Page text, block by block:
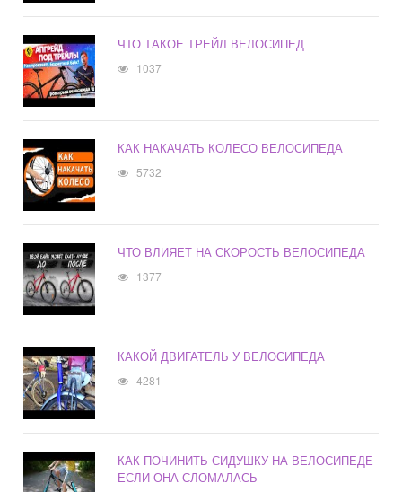
ЧТО ТАКОЕ ТРЕЙЛ ВЕЛОСИПЕД
1037
КАК НАКАЧАТЬ КОЛЕСО ВЕЛОСИПЕДА
5732
ЧТО ВЛИЯЕТ НА СКОРОСТЬ ВЕЛОСИПЕДА
1377
КАКОЙ ДВИГАТЕЛЬ У ВЕЛОСИПЕДА
4281
КАК ПОЧИНИТЬ СИДУШКУ НА ВЕЛОСИПЕДЕ
ЕСЛИ ОНА СЛОМАЛАСЬ